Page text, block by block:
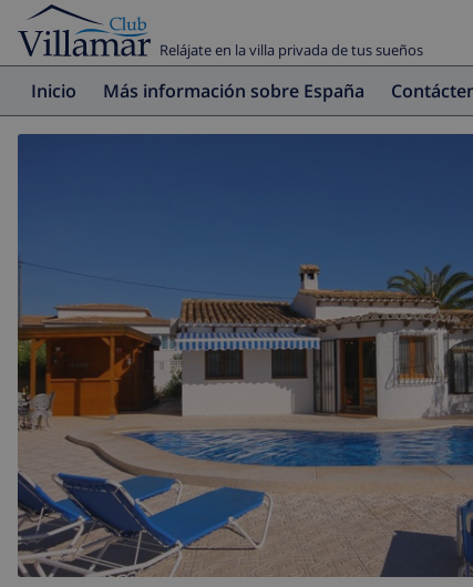
Relájate en la villa privada de tus sueños
Inicio Más información sobre España